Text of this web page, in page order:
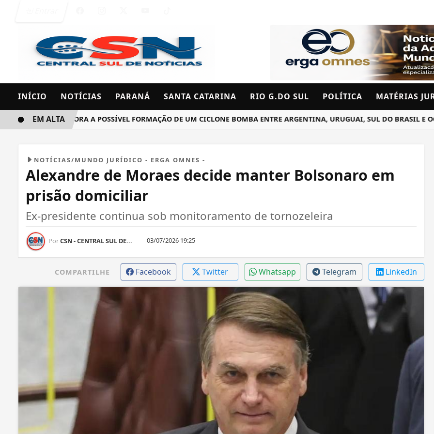
INÍCIO NOTÍCIAS PARANÁ SANTA CATARINA RIO G.DO SUL POLÍTICA MATÉRIAS
INMET MONITORA A POSSÍVEL FORMAÇÃO DE UM CICLONE BOMBA ENTRE ARGENTINA, URUGUAI, SUL DO BRASIL E
EM ALTA
NOTÍCIAS/MUNDO JURÍDICO - ERGA OMNES -
Alexandre de Moraes decide manter Bolsonaro em
prisão domiciliar
Ex-presidente continua sob monitoramento de tornozeleira
PorCSN - CENTRAL SUL DE... 03/07/2026 19:25
COMPARTILHE Facebook Twitter Whatsapp Telegram LinkedIn